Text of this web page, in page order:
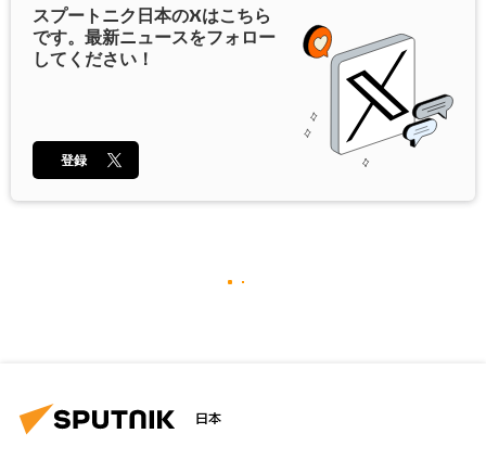
スプートニク日本のXはこちら
です。最新ニュースをフォロー
してください！
登録
日本